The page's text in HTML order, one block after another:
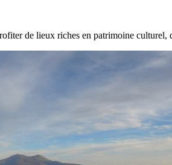
de lieux riches en patrimoine culturel,